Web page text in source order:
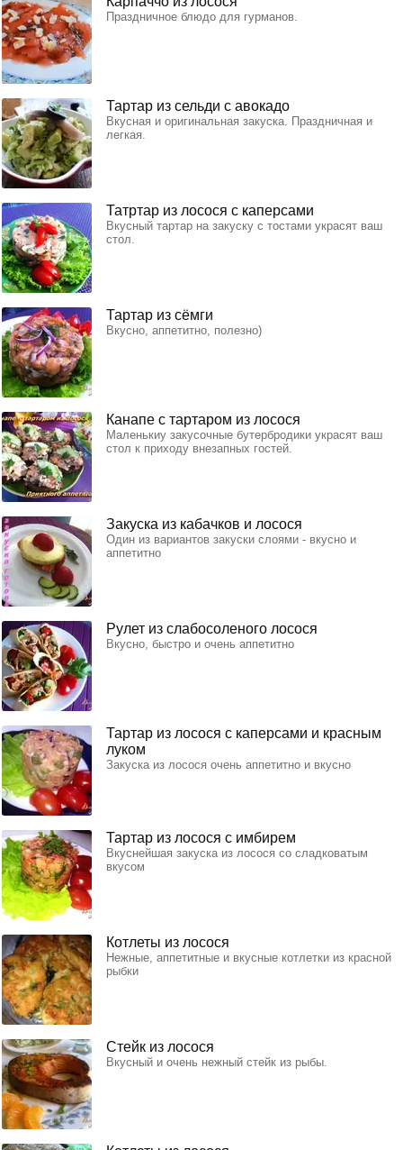
Праздничное блюдо для гурманов.
Тартар из сельди с авокадо
Вкусная и оригинальная закуска. Праздничная и
легкая.
Татртар из лосося с каперсами
Вкусный тартар на закуску с тостами украсят ваш
стол.
Тартар из сёмги
Вкусно, аппетитно, полезно)
Канапе с тартаром из лосося
Маленькиу закусочные бутербродики украсят ваш
стол к приходу внезапных гостей.
Закуска из кабачков и лосося
Один из вариантов закуски слоями - вкусно и
аппетитно
Рулет из слабосоленого лосося
Вкусно, быстро и очень аппетитно
Тартар из лосося с каперсами и красным
луком
Закуска из лосося очень аппетитно и вкусно
Тартар из лосося с имбирем
Вкуснейшая закуска из лосося со сладковатым
вкусом
Котлеты из лосося
Нежные, аппетитные и вкусные котлетки из красной
рыбки
Стейк из лосося
Вкусный и очень нежный стейк из рыбы.